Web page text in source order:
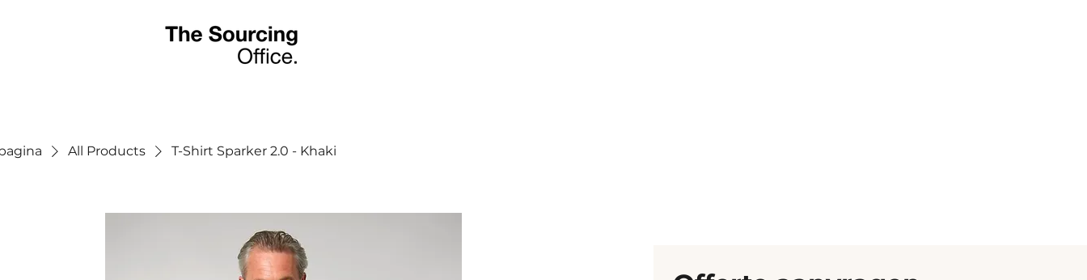
All Products T-Shirt Sparker 2.0 - Khaki